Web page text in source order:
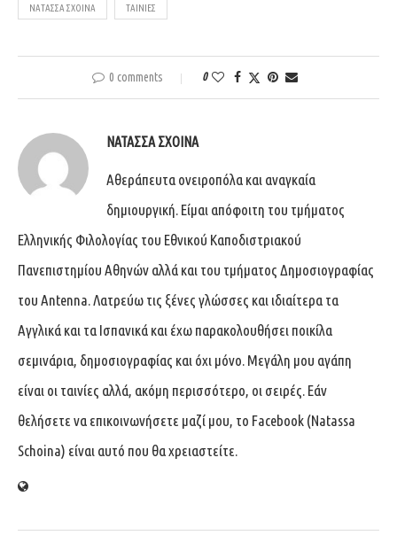
ΝΑΤΆΣΣΑ ΣΧΟΙΝΆ ΤΑΙΝΊΕΣ
0 comments 0
ΝΑΤΆΣΣΑ ΣΧΟΙΝΆ
Αθεράπευτα ονειροπόλα και αναγκαία
δημιουργική. Είμαι απόφοιτη του τμήματος
Ελληνικής Φιλολογίας του Εθνικού Καποδιστριακού
Πανεπιστημίου Αθηνών αλλά και του τμήματος Δημοσιογραφίας
του Antenna. Λατρεύω τις ξένες γλώσσες και ιδιαίτερα τα
Αγγλικά και τα Ισπανικά και έχω παρακολουθήσει ποικίλα
σεμινάρια, δημοσιογραφίας και όχι μόνο. Μεγάλη μου αγάπη
είναι οι ταινίες αλλά, ακόμη περισσότερο, οι σειρές. Εάν
θελήσετε να επικοινωνήσετε μαζί μου, το Facebook (Natassa
Schoina) είναι αυτό που θα χρειαστείτε.